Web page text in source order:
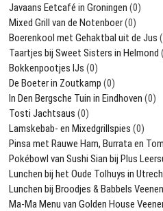
Javaans Eetcafé in Groningen (0)
Mixed Grill van de Notenboer(0)
Boerenkool met Gehaktbal uit de Jus
Taartjes bij Sweet Sisters in Helmond
Bokkenpootjes IJs (0)
De Boeter in Zoutkamp (0)
In Den Bergsche Tuin in Eindhoven (0)
Tosti Jachtsaus (0)
Lamskebab- en Mixedgrillspies (0)
Pinsa met Rauwe Ham, Burrata en
Pokébowl van Sushi Sian bij Plus
Lunchen bij het Oude Tolhuys in
Lunchen bij Broodjes & Babbels
Ma-Ma Menu van Golden House